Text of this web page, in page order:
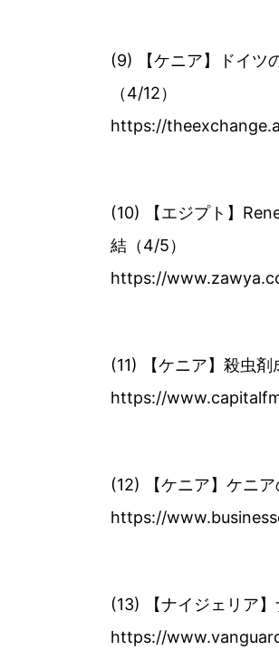
(9) 【ケニア】ドイツ
（4/12）
https://
(10) 【エジプト】
結（4/5）
https://
(11) 【ケニア】殺虫
https://
(12) 【ケニア】ケニ
https://
(13) 【ナイジェリア
https://